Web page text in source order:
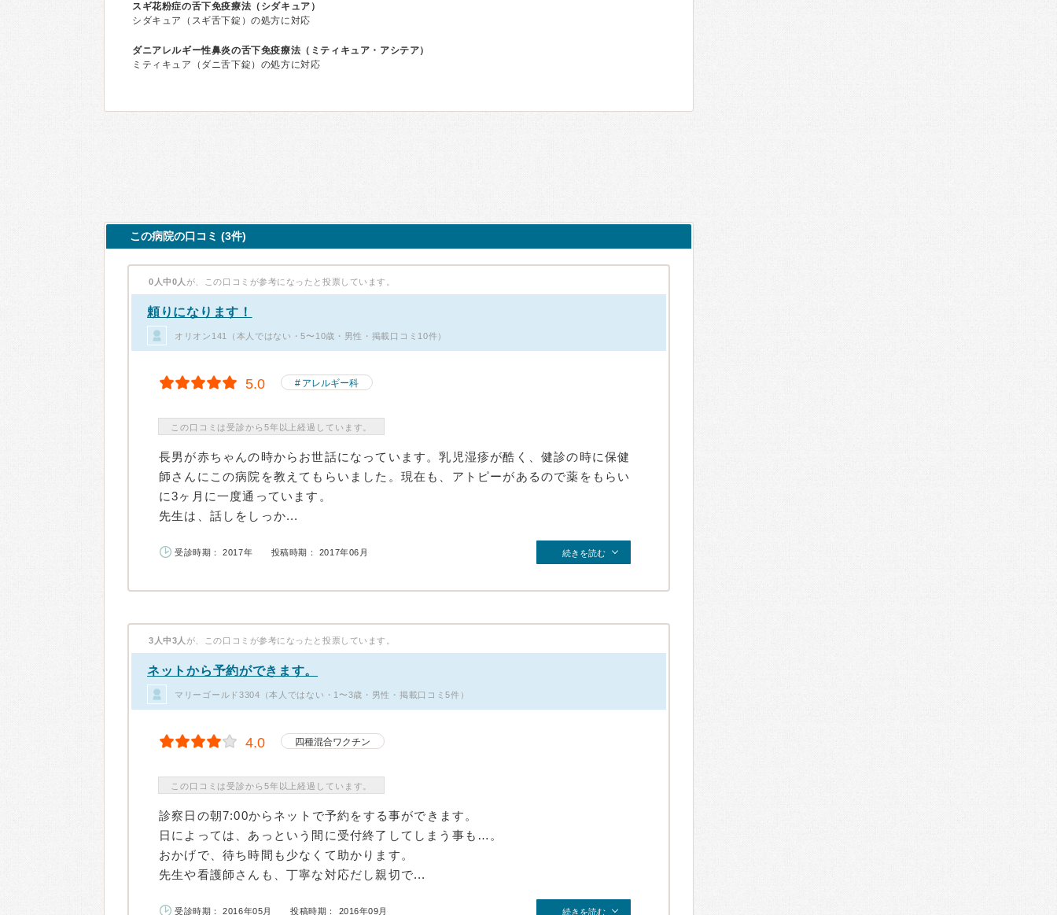
スギ花粉症の舌下免疫療法（シダキュア）
シダキュア（スギ舌下錠）の処方に対応
ダニアレルギー性鼻炎の舌下免疫療法（ミティキュア・アシテア）
ミティキュア（ダニ舌下錠）の処方に対応
この病院の口コミ (3件)
0人中0人 が、この口コミが参考になったと投票しています。
頼りになります！
オリオン141（本人ではない・5〜10歳・男性・掲載口コミ10件）
5.0 アレルギー科
この口コミは受診から5年以上経過しています。
長男が赤ちゃんの時からお世話になっています。乳児湿疹が酷く、健診の時に保健
師さんにこの病院を教えてもらいました。現在も、アトピーがあるので薬をもらい
に3ヶ月に一度通っています。
先生は、話しをしっか...
受診時期： 2017年 投稿時期： 2017年06月 続きを読む
3人中3人 が、この口コミが参考になったと投票しています。
ネットから予約ができます。
マリーゴールド3304（本人ではない・1〜3歳・男性・掲載口コミ5件）
4.0 四種混合ワクチン
この口コミは受診から5年以上経過しています。
診察日の朝7:00からネットで予約をする事ができます。
日によっては、あっという間に受付終了してしまう事も…。
おかげで、待ち時間も少なくて助かります。
先生や看護師さんも、丁寧な対応だし親切で...
受診時期： 2016年05月 投稿時期： 2016年09月 続きを読む